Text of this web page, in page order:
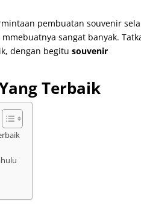
pembuatan souvenir
sangat banyak.
dengan begitusouvenir
Terbaik